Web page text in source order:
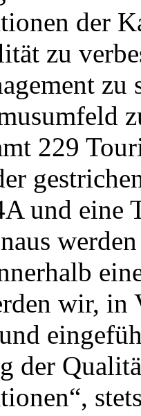
der
zu
229
und eine
wir,
der